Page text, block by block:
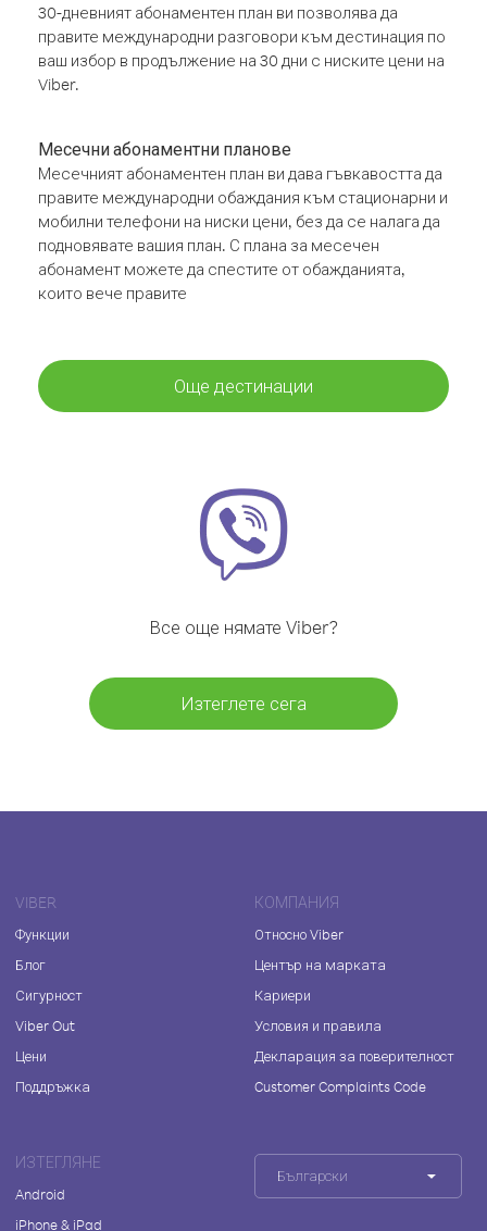
30-дневният абонаментен план ви позволява да
правите международни разговори към дестинация по
ваш избор в продължение на 30 дни с ниските цени на
Viber.
Месечни абонаментни планове
Месечният абонаментен план ви дава гъвкавостта да
правите международни обаждания към стационарни и
мобилни телефони на ниски цени, без да се налага да
подновявате вашия план. С плана за месечен
абонамент можете да спестите от обажданията,
които вече правите
Още дестинации
Все още нямате Viber?
Изтеглете сега
VIBER
Функции
Блог
Сигурност
Viber Out
Цени
Поддръжка
КОМПАНИЯ
Относно Viber
Център на марката
Кариери
Условия и правила
Декларация за поверителност
Customer Complaints Code
ИЗТЕГЛЯНЕ
Android
iPhone & iPad
Български